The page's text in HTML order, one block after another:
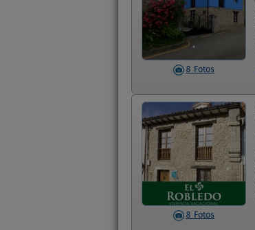
8 Fotos
8 Fotos